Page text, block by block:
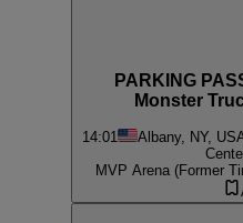
PARKING
Monster
14:01 Albany, NY,
MVP Arena (Former